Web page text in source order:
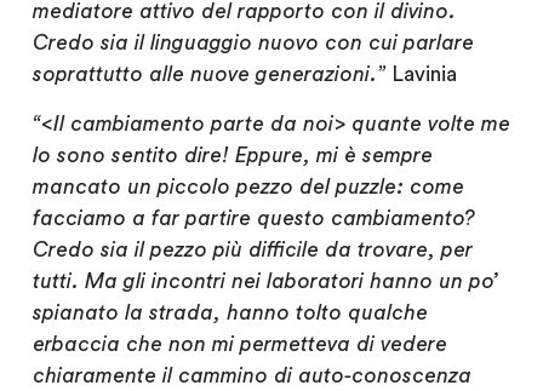
mediatore attivo del rapporto con il divino.
Credo sia il linguaggio nuovo con cui parlare
soprattutto alle nuove generazioni.” Lavinia
“<Il cambiamento parte da noi> quante volte me
lo sono sentito dire! Eppure, mi è sempre
mancato un piccolo pezzo del puzzle: come
facciamo a far partire questo cambiamento?
Credo sia il pezzo più difficile da trovare, per
tutti. Ma gli incontri nei laboratori hanno un po’
spianato la strada, hanno tolto qualche
erbaccia che non mi permetteva di vedere
chiaramente il cammino di auto-conoscenza